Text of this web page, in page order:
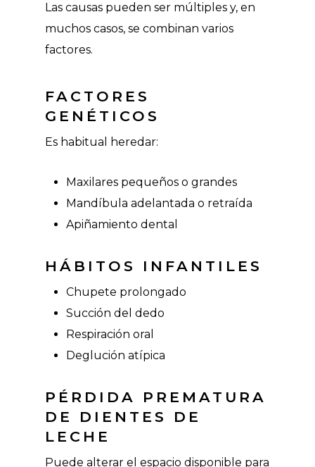
Las causas pueden ser múltiples y, en
muchos casos, se combinan varios
factores.
FACTORES
GENÉTICOS
Es habitual heredar:
Maxilares pequeños o grandes
Mandíbula adelantada o retraída
Apiñamiento dental
HÁBITOS INFANTILES
Chupete prolongado
Succión del dedo
Respiración oral
Deglución atípica
PÉRDIDA PREMATURA
DE DIENTES DE
LECHE
Puede alterar el espacio disponible para